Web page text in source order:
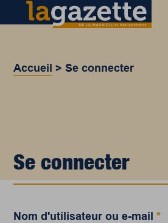
Accueil >Se connecter
Se connecter
Nom d'utilisateur ou e-mail*